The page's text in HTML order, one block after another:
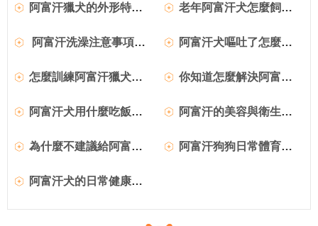
阿富汗獵犬的外形特征及訓練方法_多少錢一只？ 老年阿富汗犬怎麼飼養 怎麼飼養能延長壽命
阿富汗洗澡注意事項解析 阿富汗犬嘔吐了怎麼辦 應該吃什麼藥
怎麼訓練阿富汗獵犬好？ 應該怎麼訓練 你知道怎麼解決阿富汗犬缺鈣的問題嗎
阿富汗犬用什麼吃飯好 應該怎麼喂養狗狗 阿富汗的美容與衛生需要怎麼注意
為什麼不建議給阿富汗犬吃糖塊 阿富汗狗狗日常體育鍛煉的要點
阿富汗犬的日常健康檢查需要檢查什麼